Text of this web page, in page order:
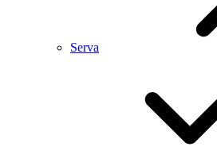
Serva